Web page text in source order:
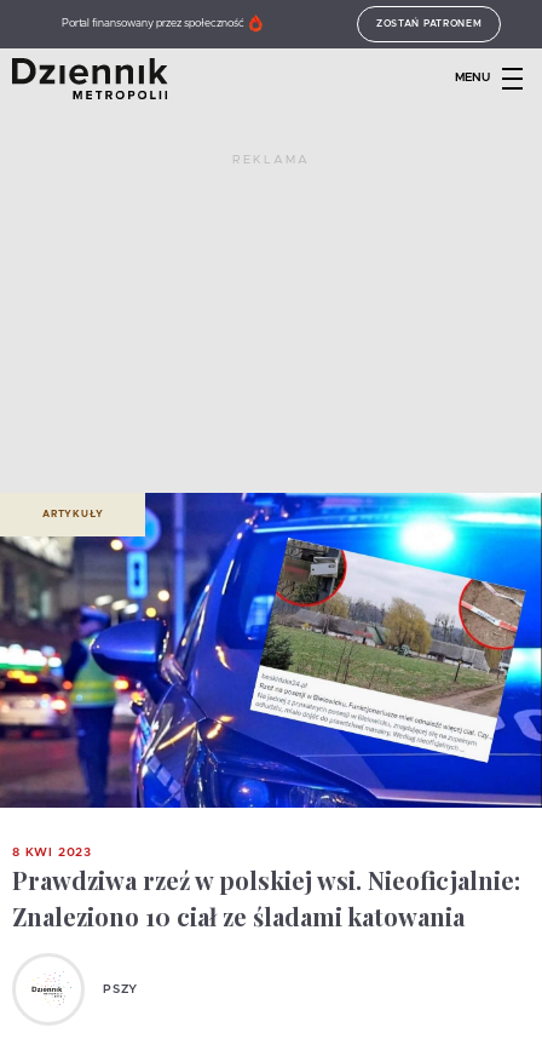
Portal finansowany przez społeczność ZOSTAŃ PATRONEM
MENU
REKLAMA
ARTYKUŁY
8 KWI 2023
Prawdziwa rzeź w polskiej wsi. Nieoficjalnie:
Znaleziono 10 ciał ze śladami katowania
PSZY